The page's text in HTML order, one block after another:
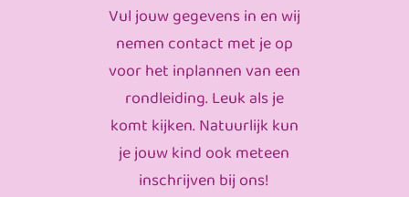
Vul jouw gegevens in en wij
nemen contact met je op
voor het inplannen van een
rondleiding. Leuk als je
komt kijken. Natuurlijk kun
je jouw kind ook meteen
inschrijven bij ons!